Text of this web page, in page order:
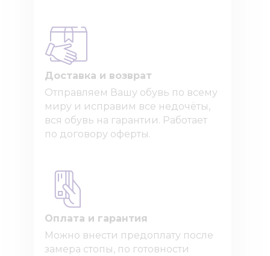
Доставка и возврат
Отправляем Вашу обувь по всему
миру и исправим все недочёты,
вся обувь на гарантии. Работает
по договору оферты.
Оплата и гарантия
Можно внести предоплату после
замера стопы, по готовности